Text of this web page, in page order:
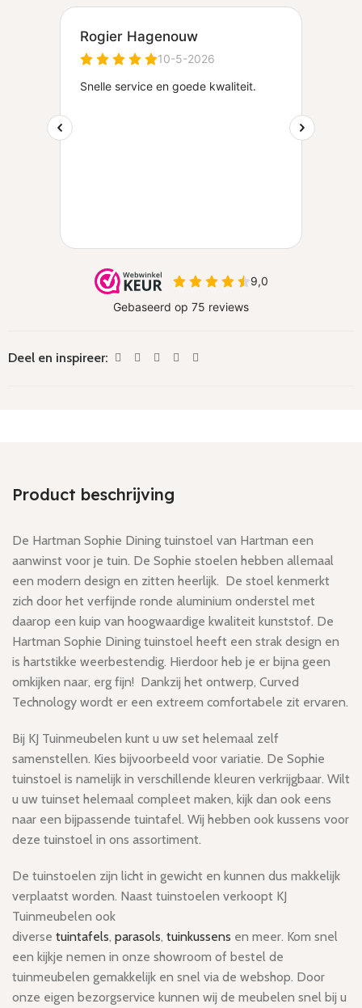
Deel en inspireer:
Product beschrijving
De Hartman Sophie Dining tuinstoel van Hartman een
aanwinst voor je tuin. De Sophie stoelen hebben allemaal
een modern design en zitten heerlijk. De stoel kenmerkt
zich door het verfijnde ronde aluminium onderstel met
daarop een kuip van hoogwaardige kwaliteit kunststof. De
Hartman Sophie Dining tuinstoel heeft een strak design en
is hartstikke weerbestendig. Hierdoor heb je er bijna geen
omkijken naar, erg fijn! Dankzij het ontwerp, Curved
Technology wordt er een extreem comfortabele zit ervaren.
Bij KJ Tuinmeubelen kunt u uw set helemaal zelf
samenstellen. Kies bijvoorbeeld voor variatie. De Sophie
tuinstoel is namelijk in verschillende kleuren verkrijgbaar. Wilt
u uw tuinset helemaal compleet maken, kijk dan ook eens
naar een bijpassende tuintafel. Wij hebben ook kussens voor
deze tuinstoel in ons assortiment.
De tuinstoelen zijn licht in gewicht en kunnen dus makkelijk
verplaatst worden. Naast tuinstoelen verkoopt KJ
Tuinmeubelen ook
diverse tuintafels, parasols, tuinkussens en meer. Kom snel
een kijkje nemen in onze showroom of bestel de
tuinmeubelen gemakkelijk en snel via de webshop. Door
onze eigen bezorgservice kunnen wij de meubelen snel bij u